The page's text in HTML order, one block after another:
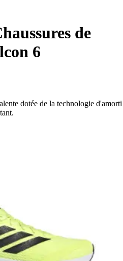
de
6
dotée de la technologie d'amorti